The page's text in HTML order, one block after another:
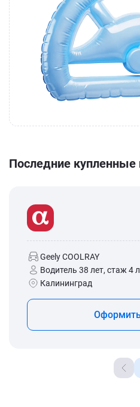
Последние купленные
Geely COOLRAY
Водитель 38 лет, стаж 4
Калининград